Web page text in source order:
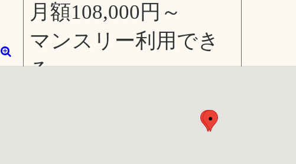
月額108,000円～
マンスリー利用でき
る
●●